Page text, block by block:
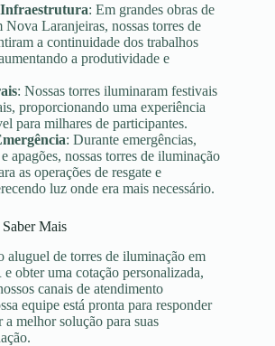
: Em grandes obras de
Nova Laranjeiras, nossas torres de
a continuidade dos trabalhos
a produtividade e
: Nossas torres iluminaram festivais
proporcionando uma experiência
para milhares de participantes.
: Durante emergências,
apagões, nossas torres de iluminação
as operações de resgate e
luz onde era mais necessário.
Mais
aluguel de torres de iluminação em
obter uma cotação personalizada,
canais de atendimento
equipe está pronta para responder
a melhor solução para suas